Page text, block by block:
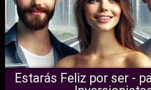
Estarás Feliz por ser -